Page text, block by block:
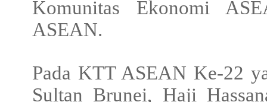
Komunitas Ekonomi
ASEAN.
Pada KTT ASEAN Ke-22
Sultan Brunei, Haji